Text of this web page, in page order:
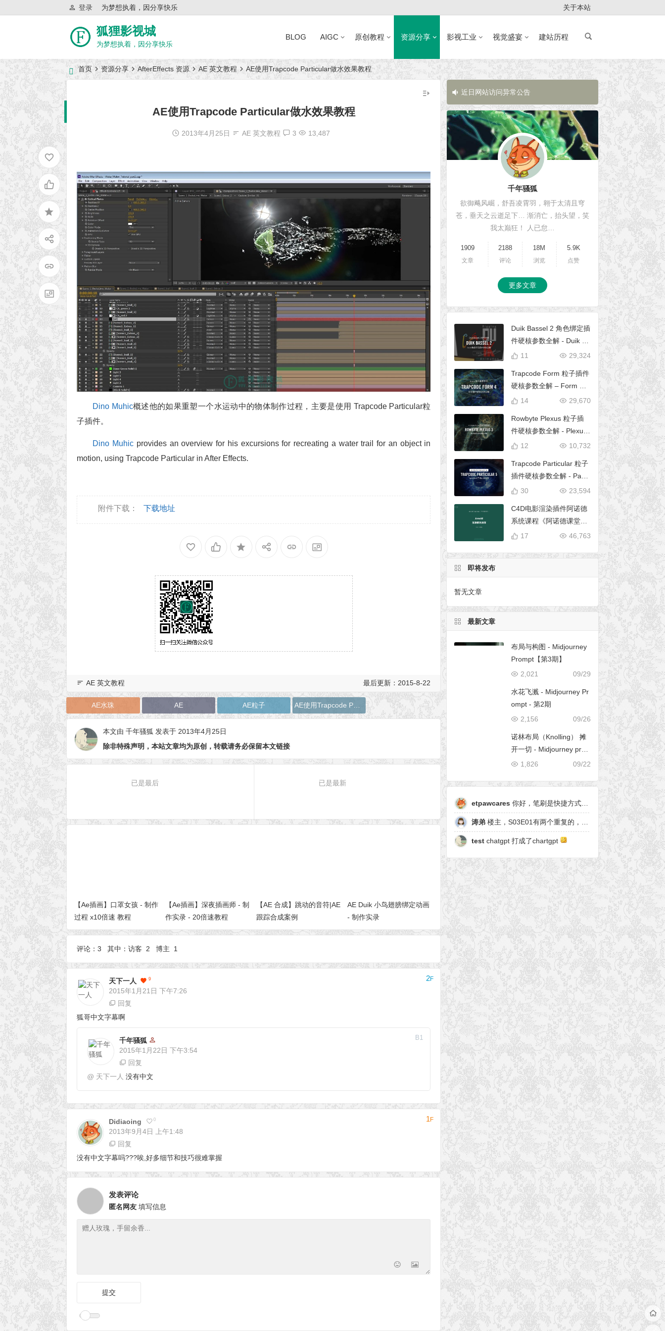
为梦想执着，因分享快乐
登录 关于本站
狐狸影视城
为梦想执着，因分享快乐
BLOG AIGC 原创教程 资源分享 影视工业 视觉盛宴 建站历程
首页 资源分享 AfterEffects 资源 AE 英文教程 AE使用Trapcode Particular做水效果教程
AE使用Trapcode Particular做水效果教程
2013年4月25日 AE 英文教程 3 13,487
Dino Muhic概述他的如果重塑一个水运动中的物体制作过程，主要是使用 Trapcode Particular粒
子插件。
Dino Muhic provides an overview for his excursions for recreating a water trail for an object in
motion, using Trapcode Particular in After Effects.
附件下载：下载地址
AE 英文教程 最后更新：2015-8-22
AE水珠 AE AE粒子 AE使用Trapcode Particular做水效果教程
本文由千年骚狐 发表于 2013年4月25日
除非特殊声明，本站文章均为原创，转载请务必保留本文链接
已是最后 已是最新
【Ae插画】口罩女孩 - 制作
过程 x10倍速 教程
【Ae插画】深夜插画师 - 制
作实录 - 20倍速教程
【AE 合成】跳动的音符|AE
跟踪合成案例
AE Duik 小鸟翅膀绑定动画
- 制作实录
评论：3 其中：访客 2 博主 1
天下一人 9
2015年1月21日下午7:26
2F
回复
狐哥中文字幕啊
千年骚狐
2015年1月22日下午3:54
B1
回复
@ 天下一人 没有中文
Didiaoing 0
2013年9月4日 上午1:48
1F
回复
没有中文字幕吗???唉,好多细节和技巧很难掌握
发表评论
匿名网友 填写信息
近日网站访问异常公告 近日网站访问
千年骚狐
欲御飚风崛，舒吾凌霄羽，翱于太清且穹
苍，垂天之云逝足下… 渐消亡，抬头望，笑
我太巅狂！ 人已怠…
1909
文章
2188
评论
18M
浏览
5.9K
点赞
更多文章
Duik Bassel 2 角色绑定插
件硬核参数全解 - Duik 16
完全使用手册
29,324
11
Trapcode Form 粒子插件
硬核参数全解 – Form 完
全使用手册
29,670
14
Rowbyte Plexus 粒子插
件硬核参数全解 - Plexus
完全使用手册
10,732
12
Trapcode Particular 粒子
插件硬核参数全解 - Parti
cular 5 完全使用手册23,594
30
C4D电影渲染插件阿诺德
系统课程《阿诺德课堂之
玉清境》
46,763
17
即将发布
暂无文章
最新文章
布局与构图 - Midjourney
Prompt【第3期】
09/29
2,021
水花飞溅 - Midjourney Pr
ompt - 第2期
09/26
2,156
诺林布局（Knolling） 摊
开一切 - Midjourney pro
mpt
09/22
1,826
etpawcares 你好，笔刷是快捷方式，有原笔刷么
涛弟 楼主，S03E01有两个重复的，另一个是粒子形态
test chatgpt 打成了chartgpt